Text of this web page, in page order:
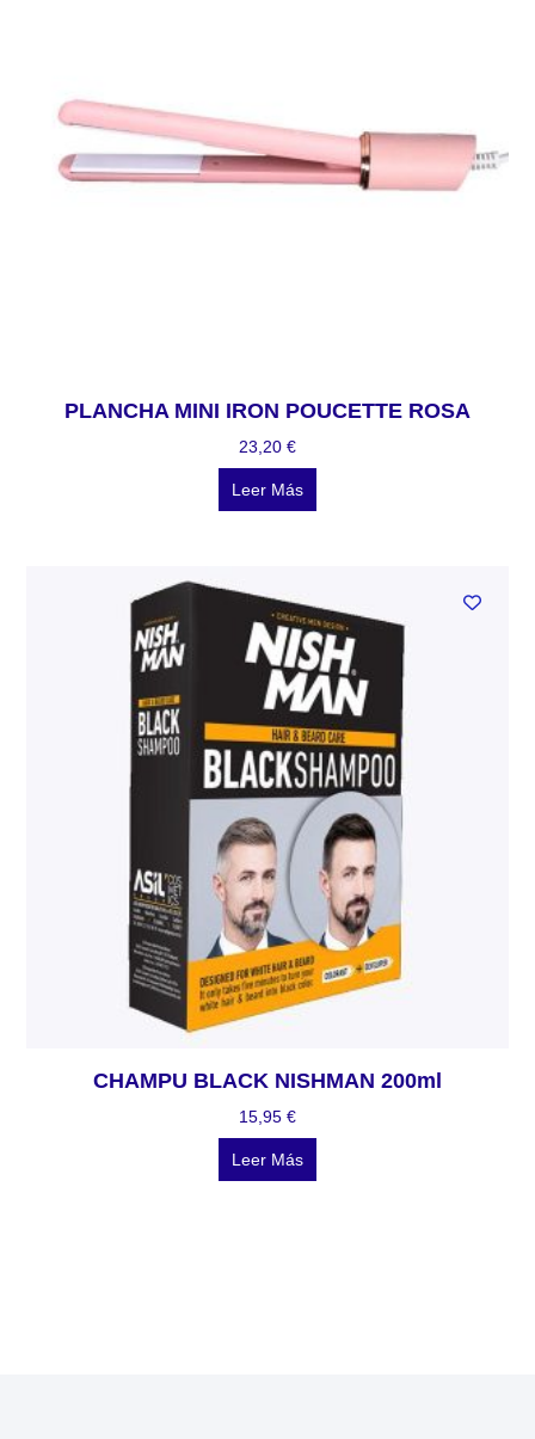
PLANCHA MINI IRON POUCETTE ROSA
23,20 €
Leer Más
CHAMPU BLACK NISHMAN 200ml
15,95 €
Leer Más